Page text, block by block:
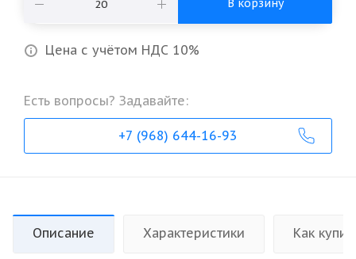
В корзину
Цена с учётом НДС 10%
Есть вопросы? Задавайте:
+7 (968) 644-16-93
Описание Характеристики Как